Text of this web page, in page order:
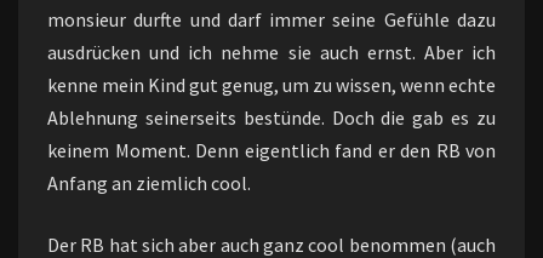
monsieur durfte und darf immer seine Gefühle dazu
ausdrücken und ich nehme sie auch ernst. Aber ich
kenne mein Kind gut genug, um zu wissen, wenn echte
Ablehnung seinerseits bestünde. Doch die gab es zu
keinem Moment. Denn eigentlich fand er den RB von
Anfang an ziemlich cool.
Der RB hat sich aber auch ganz cool benommen (auch